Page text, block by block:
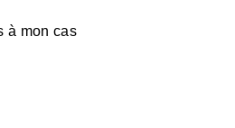
à mon cas